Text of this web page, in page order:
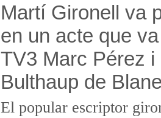
Martí Gironell va
en un acte que
TV3 Marc Pérez i
Bulthaup de
El popular escriptor